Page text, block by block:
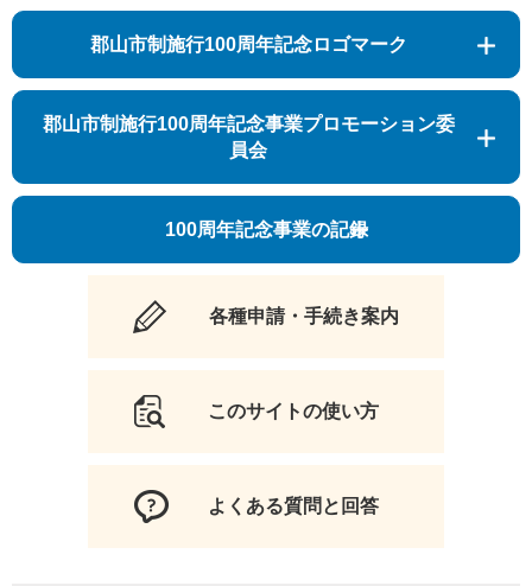
郡山市制施行100周年記念ロゴマーク
郡山市制施行100周年記念事業プロモーション委
員会
100周年記念事業の記録
各種申請・手続き案内
このサイトの使い方
よくある質問と回答